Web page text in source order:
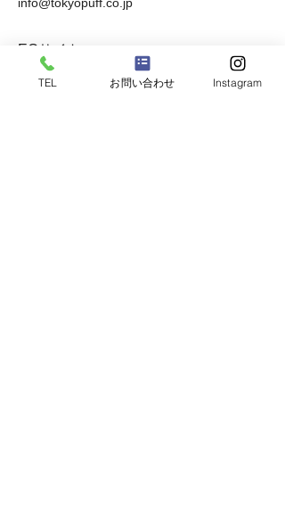
ECサイト
化粧用具の東京パフ（楽天市場内）
https://www.rakuten.co.jp/tokyopuff/
TEL お問い合わせ Instagram